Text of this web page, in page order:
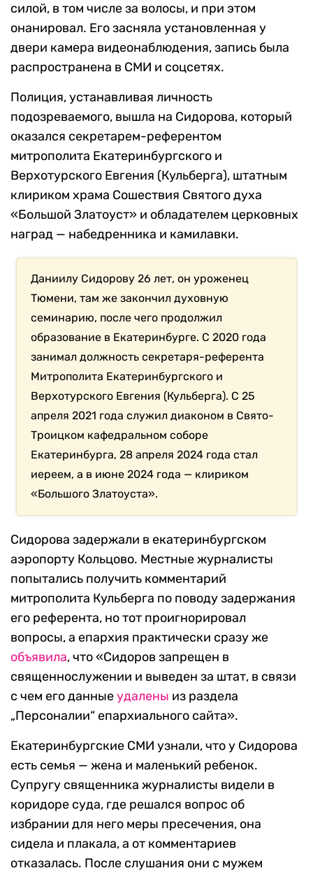
силой, в том числе за волосы, и при этом
онанировал. Его засняла установленная у
двери камера видеонаблюдения, запись была
распространена в СМИ и соцсетях.
Полиция, устанавливая личность
подозреваемого, вышла на Сидорова, который
оказался секретарем-референтом
митрополита Екатеринбургского и
Верхотурского Евгения (Кульберга), штатным
клириком храма Сошествия Святого духа
«Большой Златоуст» и обладателем церковных
наград — набедренника и камилавки.
Даниилу Сидорову 26 лет, он уроженец
Тюмени, там же закончил духовную
семинарию, после чего продолжил
образование в Екатеринбурге. С 2020 года
занимал должность секретаря-референта
Митрополита Екатеринбургского и
Верхотурского Евгения (Кульберга). С 25
апреля 2021 года служил диаконом в Свято-
Троицком кафедральном соборе
Екатеринбурга, 28 апреля 2024 года стал
иереем, а в июне 2024 года — клириком
«Большого Златоуста».
Сидорова задержали в екатеринбургском
аэропорту Кольцово. Местные журналисты
попытались получить комментарий
митрополита Кульберга по поводу задержания
его референта, но тот проигнорировал
вопросы, а епархия практически сразу же
объявила, что «Сидоров запрещен в
священнослужении и выведен за штат, в связи
с чем его данныеудалены из раздела
„Персоналии“ епархиального сайта».
Екатеринбургские СМИ узнали, что у Сидорова
есть семья — жена и маленький ребенок.
Супругу священника журналисты видели в
коридоре суда, где решался вопрос об
избрании для него меры пресечения, она
сидела и плакала, а от комментариев
отказалась. После слушания они с мужем